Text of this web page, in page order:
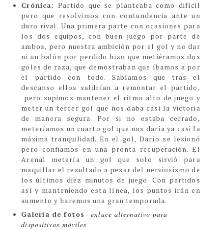
Crónica: Partido que se planteaba como difícil
pero que resolvimos con contundencia ante un
duro rival. Una primera parte con ocasiones para
los dos equipos, con buen juego por parte de
ambos, pero nuestra ambición por el gol y no dar
ni un balón por perdido hizo que metiéramos dos
goles de raza, que demostraban que íbamos a por
el partido con todo. Sabíamos que tras el
descanso ellos saldrían a remontar el partido,
pero supimos mantener el ritmo alto de juego y
meter un tercer gol que nos daba casi la victoria
de manera segura. Por si no estaba cerrado,
meteríamos un cuarto gol que nos daría ya casi la
máxima tranquilidad. En el gol, Darío se lesionó
pero confiamos en una pronta recuperación. El
Arenal metería un gol que solo sirvió para
maquillar el resultado a pesar del nerviosismo de
los últimos diez minutos de juego. Con partidos
así y manteniendo esta línea, los puntos irán en
aumento y haremos una gran temporada.
Galería de fotos -enlace alternativo para
dispositivos móviles